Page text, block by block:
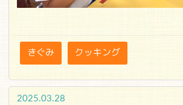
きぐみ クッキング
2025.03.28